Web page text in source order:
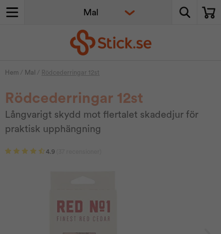
Hem / Mal / Rödcederringar 12st
Rödcederringar 12st
Långvarigt skydd mot flertalet skadedjur för
praktisk upphängning
4.9